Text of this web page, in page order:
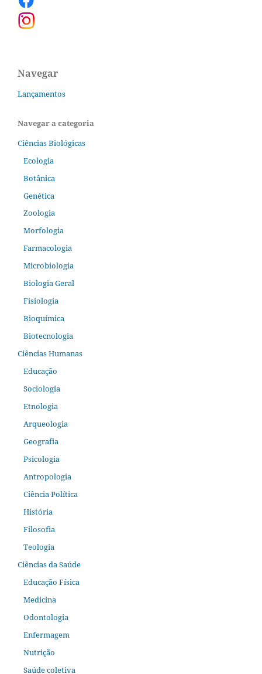
Navegar
Lançamentos
Navegar a categoria
Ciências Biológicas
Ecologia
Botânica
Genética
Zoologia
Morfologia
Farmacologia
Microbiologia
Biologia Geral
Fisiologia
Bioquímica
Biotecnologia
Ciências Humanas
Educação
Sociologia
Etnologia
Arqueologia
Geografia
Psicologia
Antropologia
Ciência Política
História
Filosofia
Teologia
Ciências da Saúde
Educação Física
Medicina
Odontologia
Enfermagem
Nutrição
Saúde coletiva